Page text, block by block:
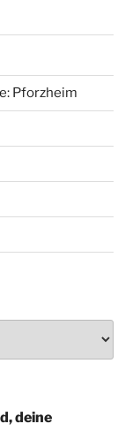
Pforzheim
deine